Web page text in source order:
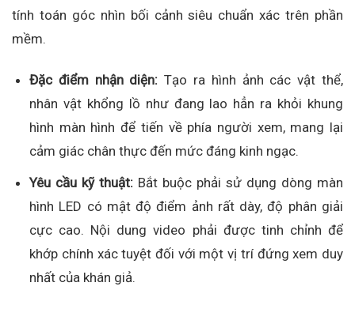
tính toán góc nhìn bối cảnh siêu chuẩn xác trên phần
mềm.
Đặc điểm nhận diện: Tạo ra hình ảnh các vật thể,
nhân vật khổng lồ như đang lao hẳn ra khỏi khung
hình màn hình để tiến về phía người xem, mang lại
cảm giác chân thực đến mức đáng kinh ngạc.
Yêu cầu kỹ thuật: Bắt buộc phải sử dụng dòng màn
hình LED có mật độ điểm ảnh rất dày, độ phân giải
cực cao. Nội dung video phải được tinh chỉnh để
khớp chính xác tuyệt đối với một vị trí đứng xem duy
nhất của khán giả.